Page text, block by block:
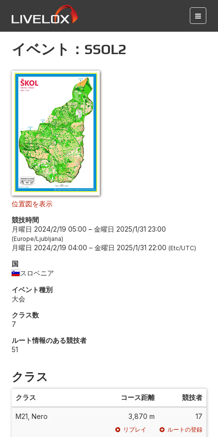
イベント：SSOL2
位置図を表示
競技時間
月曜日 2024/2/19 05:00 – 金曜日 2025/1/31 23:00
Europe/Ljubljana
月曜日 2024/2/19 04:00 – 金曜日 2025/1/31 22:00 Etc/UTC
国
スロベニア
イベント種別
大会
クラス数
7
ルート情報のある競技者
51
クラス
クラス コース距離 競技者
M21, Nero 3,870 m 17
リプレイ ルートの登録